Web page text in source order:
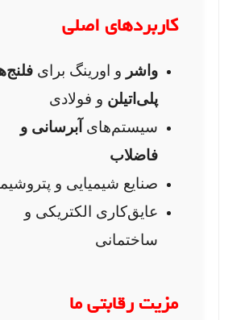
کاربردهای اصلی
واشر و اورینگ برای
پلی‌اتیلن و فولادی
سیستم‌های آبرسانی و
فاضلاب
صنایع شیمیایی و
عایق‌کاری الکتریکی و
ساختمانی
مزیت رقابتی ما